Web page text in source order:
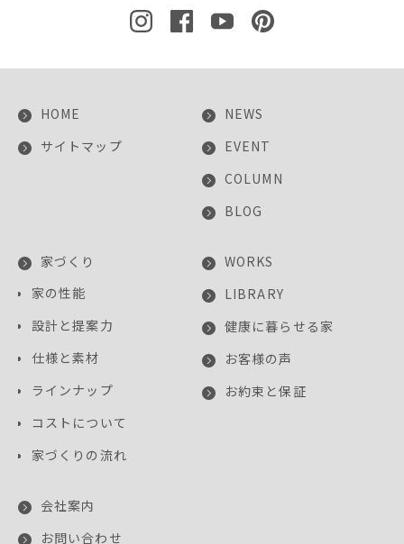
HOME
サイトマップ
NEWS
EVENT
COLUMN
BLOG
家づくり
家の性能
設計と提案力
仕様と素材
ラインナップ
コストについて
家づくりの流れ
WORKS
LIBRARY
健康に暮らせる家
お客様の声
お約束と保証
会社案内
お問い合わせ